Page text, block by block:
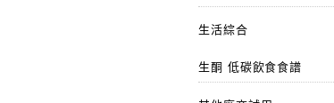
生活綜合
生酮 低碳飲食食譜